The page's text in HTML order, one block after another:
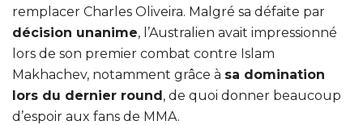
remplacer Charles Oliveira. Malgré sa défaite par
décision unanime, l’Australien avait impressionné
lors de son premier combat contre Islam
Makhachev, notamment grâce à sa domination
lors du dernier round, de quoi donner beaucoup
d’espoir aux fans de MMA.